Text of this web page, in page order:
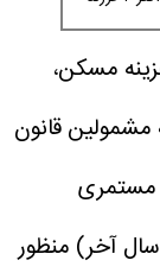
مسکن،
و حق تاهل از سال ۱۴۰۳ به مشمولین قانون
مستمری
آخر) منظور